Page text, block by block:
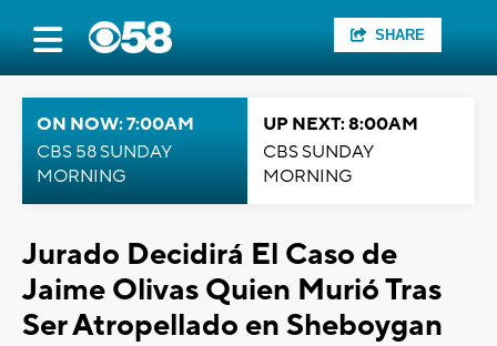
SHARE
ON NOW: 7:00AM
CBS 58 SUNDAY
MORNING
UP NEXT: 8:00AM
CBS SUNDAY
MORNING
Jurado Decidirá El Caso de
Jaime Olivas Quien Murió Tras
Ser Atropellado en Sheboygan